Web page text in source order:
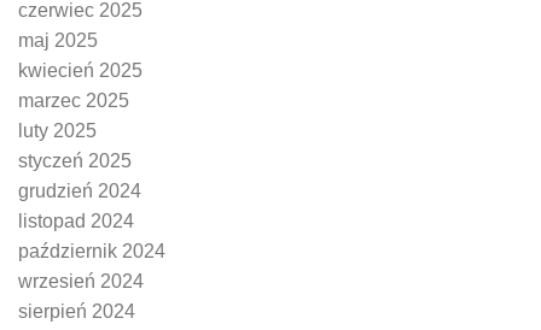
czerwiec 2025
maj 2025
kwiecień 2025
marzec 2025
luty 2025
styczeń 2025
grudzień 2024
listopad 2024
październik 2024
wrzesień 2024
sierpień 2024